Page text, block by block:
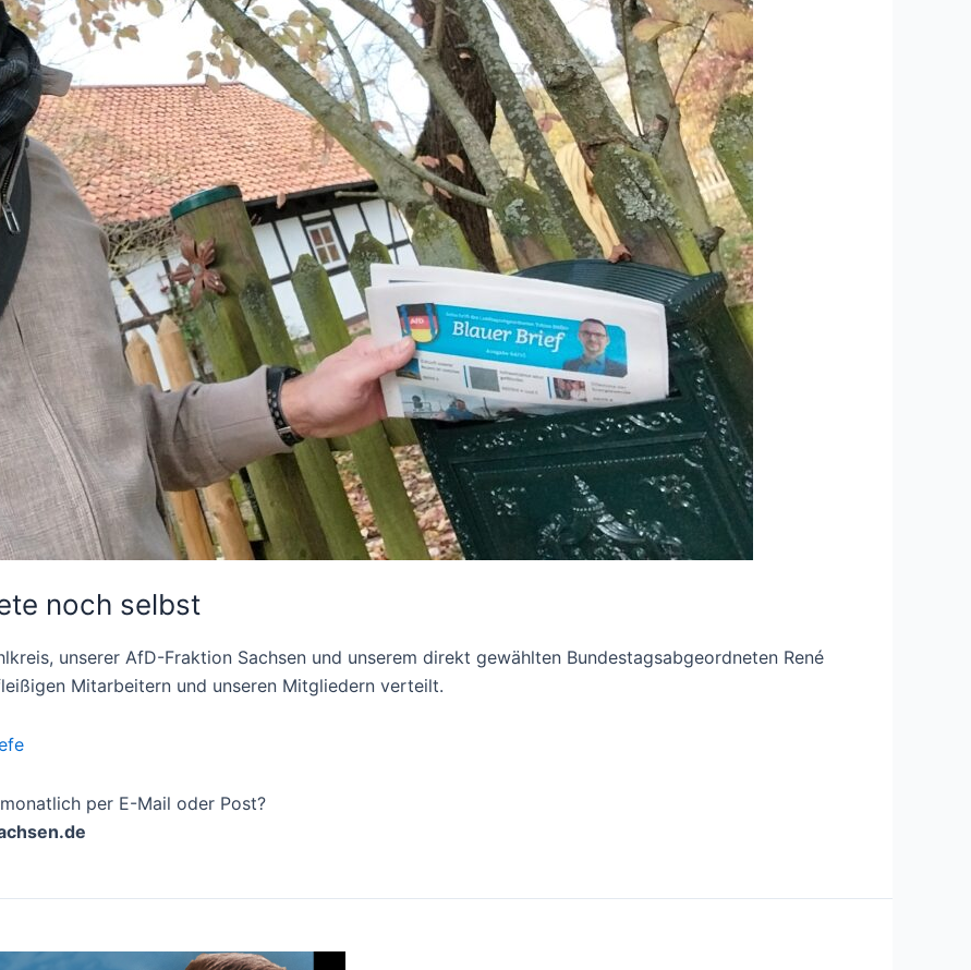
noch selbst
unserer AfD-Fraktion Sachsen und unserem direkt gewählten Bundestagsabgeordneten René
Mitarbeitern und unseren Mitgliedern verteilt.
per E-Mail oder Post?